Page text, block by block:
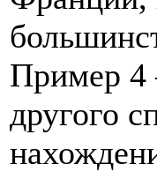
Пример 4
другого